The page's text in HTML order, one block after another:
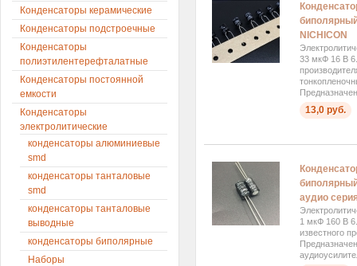
NICHICON
33 мкФ 16 В
13,0 руб.
аудио
1 мкФ 160 В
известного
Конденсаторы керамические
Конденсаторы подстроечные
Конденсаторы
полиэтилентерефталатные
Конденсаторы постоянной
емкости
Конденсаторы
электролитические
конденсаторы алюминиевые
smd
конденсаторы танталовые
smd
конденсаторы танталовые
выводные
конденсаторы биполярные
Наборы